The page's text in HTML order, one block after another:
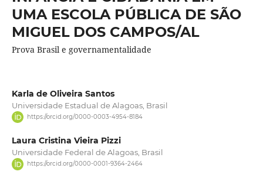
UMA ESCOLA PÚBLICA DE SÃO
MIGUEL DOS CAMPOS/AL
Prova Brasil e governamentalidade
Karla de Oliveira Santos
Universidade Estadual de Alagoas, Brasil
https://orcid.org/0000-0003-4954-8184
Laura Cristina Vieira Pizzi
Universidade Federal de Alagoas, Brasil
https://orcid.org/0000-0001-9364-2464